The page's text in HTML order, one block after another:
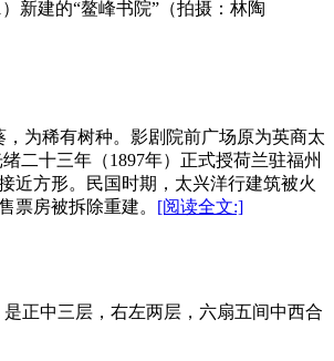
新建的“鳌峰书院”（拍摄：林陶
为稀有树种。影剧院前广场原为英商太
二十三年（1897年）正式授荷兰驻福州
近方形。民国时期，太兴洋行建筑被火
票房被拆除重建。 [阅读全文:]
正中三层，右左两层，六扇五间中西合